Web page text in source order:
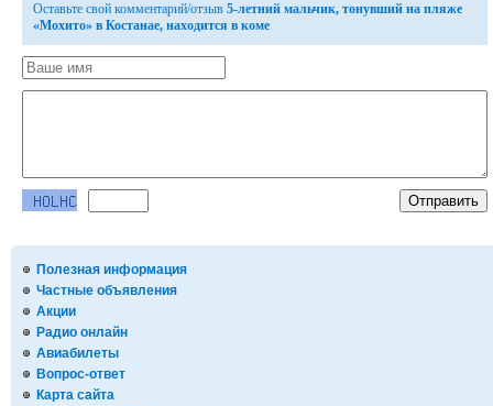
Полезная информация
Частные объявления
Акции
Радио онлайн
Авиабилеты
Вопрос-ответ
Карта сайта
Оставьте свой комментарий/отзыв 5-летний мальчик, тонувший на пляже
«Мохито» в Костанае, находится в коме